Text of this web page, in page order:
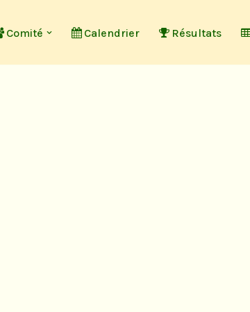
Comité Calendrier Résultats